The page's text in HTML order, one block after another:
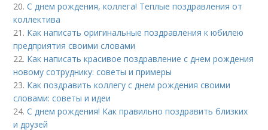
20.С днем рождения, коллега! Теплые поздравления от
коллектива
21. Как написать оригинальные поздравления к юбилею
предприятия своими словами
22. Как написать красивое поздравление с днем рождения
новому сотруднику: советы и примеры
23. Как поздравить коллегу с днем рождения своими
словами: советы и идеи
24.С днем рождения! Как правильно поздравить близких
и друзей